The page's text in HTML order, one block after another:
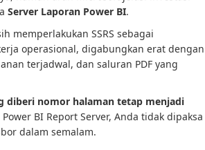
Server Laporan Power BI.
memperlakukan SSRS sebagai
operasional, digabungkan erat dengan
terjadwal, dan saluran PDF yang
diberi nomor halaman tetap menjadi
BI Report Server, Anda tidak dipaksa
dalam semalam.